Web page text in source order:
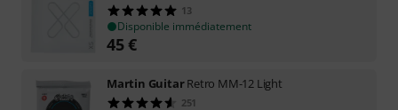
13
Disponible immédiatement
45€
Martin GuitarRetro MM-12 Light
251